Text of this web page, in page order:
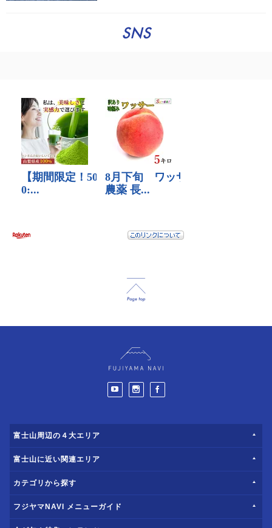
SNS
富士山周辺の４大エリア
富士山に近い関連エリア
カテゴリから探す
フジヤマNAVI メニューガイド